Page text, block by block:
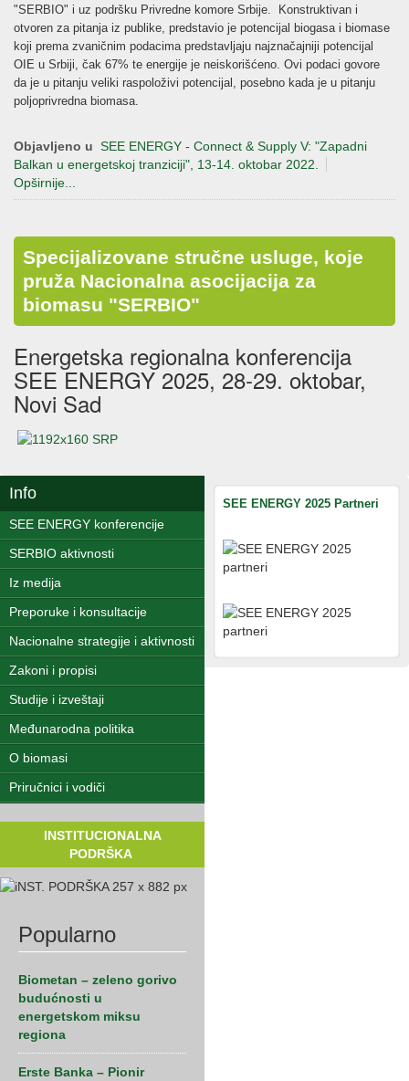
"SERBIO" i uz podršku Privredne komore Srbije. Konstruktivan i
otvoren za pitanja iz publike, predstavio je potencijal biogasa i biomase
koji prema zvaničnim podacima predstavljaju najznačajniji potencijal
OIE u Srbiji, čak 67% te energije je neiskorišćeno. Ovi podaci govore
da je u pitanju veliki raspoloživi potencijal, posebno kada je u pitanju
poljoprivredna biomasa.
Objavljeno u SEE ENERGY - Connect & Supply V: "Zapadni
Balkan u energetskoj tranziciji", 13-14. oktobar 2022.
Opširnije...
Specijalizovane stručne usluge, koje
pruža Nacionalna asocijacija za
biomasu "SERBIO"
Energetska regionalna konferencija
SEE ENERGY 2025, 28-29. oktobar,
Novi Sad
Info
SEE ENERGY konferencije
SERBIO aktivnosti
Iz medija
Preporuke i konsultacije
Nacionalne strategije i aktivnosti
Zakoni i propisi
Studije i izveštaji
Međunarodna politika
O biomasi
Priručnici i vodiči
INSTITUCIONALNA
PODRŠKA
Popularno
Biometan – zeleno gorivo
budućnosti u
energetskom miksu
regiona
Erste Banka – Pionir
SEE ENERGY 2025 Partneri